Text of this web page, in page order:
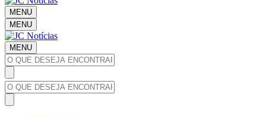
MENU
MENU
MENU